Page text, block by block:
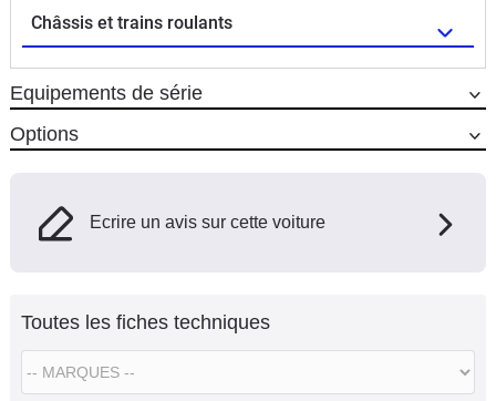
Châssis et trains roulants
Equipements de série
Options
Ecrire un avis sur cette voiture
Toutes les fiches techniques